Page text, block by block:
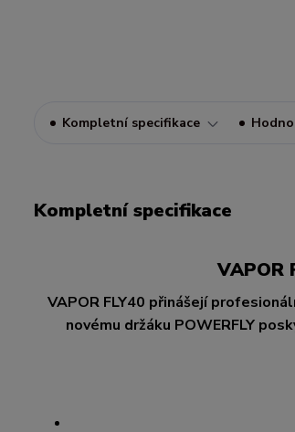
Kompletní specifikace
Kompletní specifikace
VAPOR
VAPOR FLY40 přinášejí
novému držáku POWERFLY